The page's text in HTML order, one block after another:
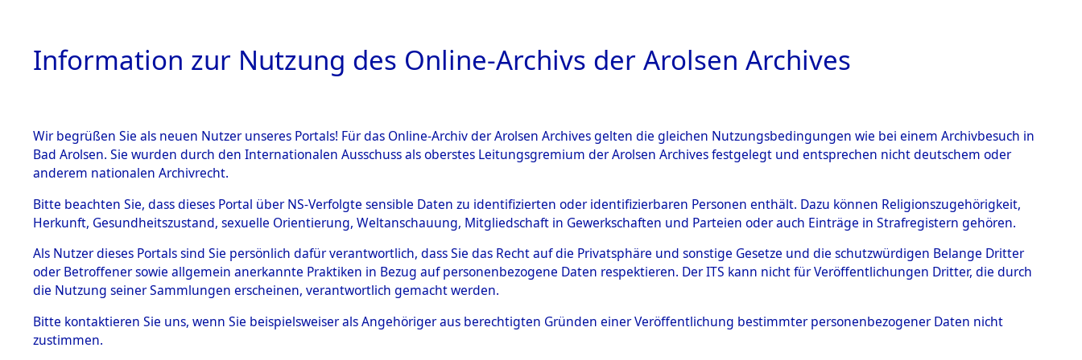
HOME BESTANDSBESCHREIBUNG ARCHIVALE ÜBERSICHT BILD
BESTÄNDE
Inhaftierungsdoku
mente
5. Verschiedenes
Todesmärsche
5.3.1 Alliierte
Ermittlungen zu den Orten Obbach - Pirkensee→0001
(84600392)→0037 (84600430)
0037 (84600430)
Information zur Nutzung des Online-Archivs der Arolsen Archives
Wir begrüßen Sie als neuen Nutzer unseres Portals! Für das Online-Archiv der Arolsen Archives gelten die gleichen Nutzungsbedingungen wie bei einem Archivbesuch in
Bad Arolsen. Sie wurden durch den Internationalen Ausschuss als oberstes Leitungsgremium der Arolsen Archives festgelegt und entsprechen nicht deutschem oder
anderem nationalen Archivrecht.
Bitte beachten Sie, dass dieses Portal über NS-Verfolgte sensible Daten zu identifizierten oder identifizierbaren Personen enthält. Dazu können Religionszugehörigkeit,
Herkunft, Gesundheitszustand, sexuelle Orientierung, Weltanschauung, Mitgliedschaft in Gewerkschaften und Parteien oder auch Einträge in Strafregistern gehören.
Als Nutzer dieses Portals sind Sie persönlich dafür verantwortlich, dass Sie das Recht auf die Privatsphäre und sonstige Gesetze und die schutzwürdigen Belange Dritter
oder Betroffener sowie allgemein anerkannte Praktiken in Bezug auf personenbezogene Daten respektieren. Der ITS kann nicht für Veröffentlichungen Dritter, die durch
die Nutzung seiner Sammlungen erscheinen, verantwortlich gemacht werden.
Bitte kontaktieren Sie uns, wenn Sie beispielsweiser als Angehöriger aus berechtigten Gründen einer Veröffentlichung bestimmter personenbezogener Daten nicht
zustimmen.